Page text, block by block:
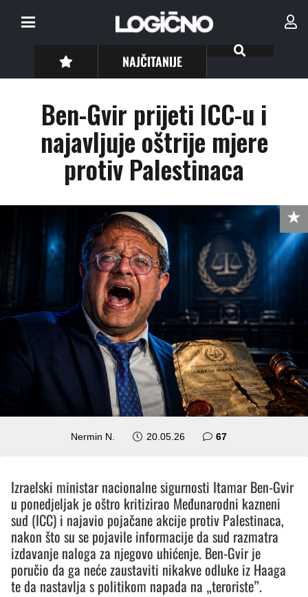
NAJČITANIJE
Ben-Gvir prijeti ICC-u i
najavljuje oštrije mjere
protiv Palestinaca
Nermin N. 20.05.26 67komentara
Izraelski ministar nacionalne sigurnosti Itamar Ben-Gvir
u ponedjeljak je oštro kritizirao Međunarodni kazneni
sud (ICC) i najavio pojačane akcije protiv Palestinaca,
nakon što su se pojavile informacije da sud razmatra
izdavanje naloga za njegovo uhićenje. Ben-Gvir je
poručio da ga neće zaustaviti nikakve odluke iz Haaga
te da nastavlja s politikom napada na „teroriste”.